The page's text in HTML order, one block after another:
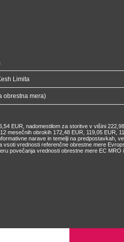
Limita
obrestna mera)
EUR, nadomestilom za storitve v višini
mesečnih obrokih 172,48 EUR, 119,05 EUR,
narave in temelji na predpostavkah,
vsoti vrednosti referenčne obrestne mere
povečanja vrednosti obrestne mere EC MRO